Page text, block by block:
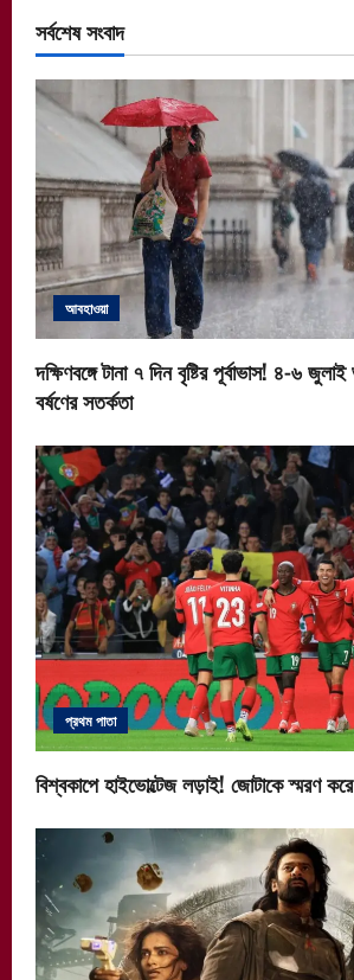
সর্বশেষ সংবাদ
আবহাওয়া
দক্ষিণবঙ্গে টানা ৭ দিন বৃষ্টির পূর্বাভাস! ৪-৬
বর্ষণের সতর্কতা
প্রথম পাতা
বিশ্বকাপে হাইভোল্টেজ লড়াই! জোটাকে স্মরণ